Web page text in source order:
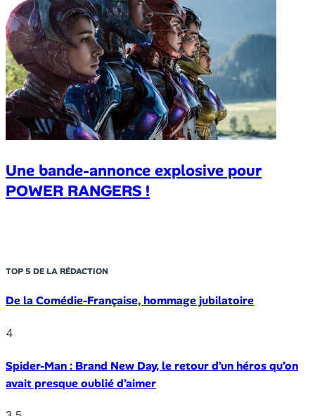
Une bande-annonce explosive pour
POWER RANGERS !
TOP 5 DE LA RÉDACTION
De la Comédie-Française, hommage jubilatoire
4
Spider-Man : Brand New Day, le retour d’un héros qu’on
avait presque oublié d’aimer